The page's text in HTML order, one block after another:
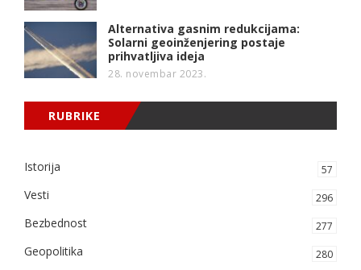
Alternativa gasnim redukcijama:
Solarni geoinženjering postaje
prihvatljiva ideja
28. novembar 2023.
RUBRIKE
Istorija 57
Vesti 296
Bezbednost 277
Geopolitika 280